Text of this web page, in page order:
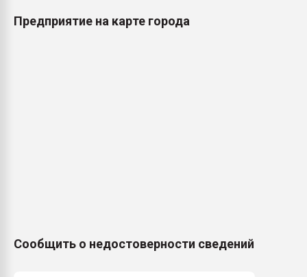
Предприятие на карте города
Сообщить о недостоверности сведений